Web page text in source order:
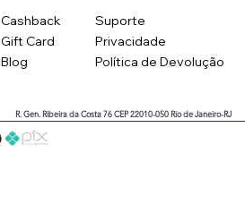
R. Gen. Ribeira da Costa 76 CEP 22010-050 Rio de Janeiro-RJ
Cashback
Gift Card
Blog
Suporte
Privacidade
Política de Devolução